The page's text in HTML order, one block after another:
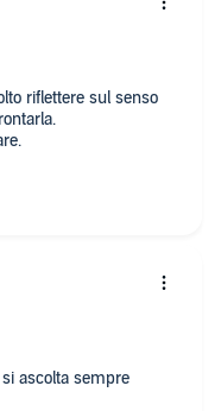
riflettere sul senso